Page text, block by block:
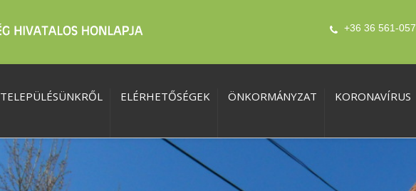
+36 36 561-057
TELEPÜLÉSÜNKRŐL ELÉRHETŐSÉGEK ÖNKORMÁNYZAT KORONAVÍRUS